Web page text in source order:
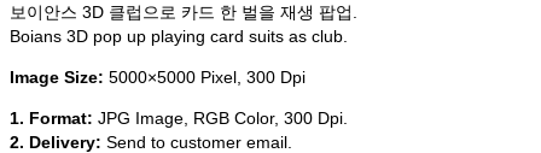
보이안스 3D 클럽으로 카드 한 벌을 재생 팝업.
Boians 3D pop up playing card suits as club.
Image Size: 5000×5000 Pixel, 300 Dpi
1. Format: JPG Image, RGB Color, 300 Dpi.
2. Delivery: Send to customer email.